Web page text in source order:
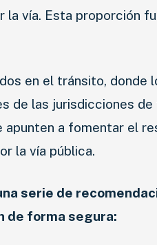
vía. Esta proporción
en el tránsito,
de las jurisdicciones
apunten a fomentar el
la vía pública.
serie de
de forma segura: